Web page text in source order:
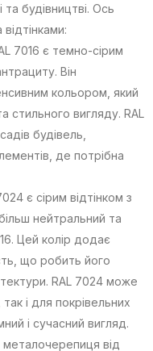
будівництві. Ось
7016 є темно-сірим
Він
кольором, який
стильного вигляду. RAL
будівель,
де потрібна
є сірим відтінком з
нейтральний та
Цей колір додає
що робить його
RAL 7024 може
і для покрівельних
і сучасний вигляд.
від